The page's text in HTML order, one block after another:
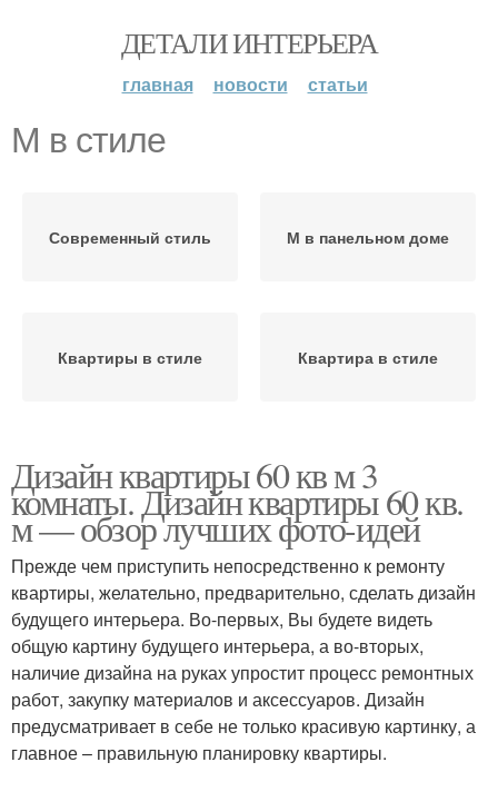
ДЕТАЛИ ИНТЕРЬЕРА
главная новости статьи
М в стиле
Современный стиль М в панельном доме
Квартиры в стиле Квартира в стиле
Дизайн квартиры 60 кв м 3
комнаты. Дизайн квартиры 60 кв.
м — обзор лучших фото-идей
Прежде чем приступить непосредственно к ремонту
квартиры, желательно, предварительно, сделать дизайн
будущего интерьера. Во-первых, Вы будете видеть
общую картину будущего интерьера, а во-вторых,
наличие дизайна на руках упростит процесс ремонтных
работ, закупку материалов и аксессуаров. Дизайн
предусматривает в себе не только красивую картинку, а
главное – правильную планировку квартиры.